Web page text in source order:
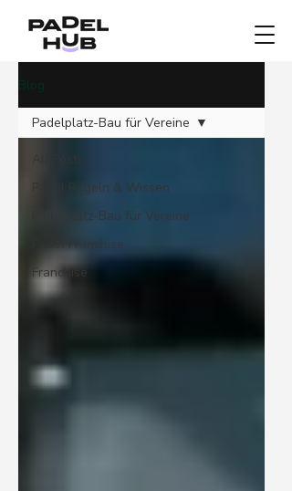
Blog
All Posts
Padel Regeln & Wissen
Padelplatz-Bau für Vereine
Padel Franchise
Franchise
Padelplatz-Bau für Vereine